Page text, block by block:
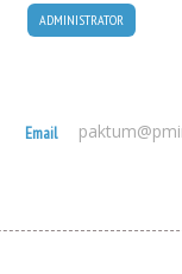
ADMINISTRATOR
Email